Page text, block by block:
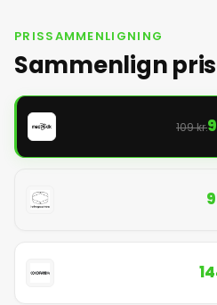
PRISSAMMENLIGNING
Sammenlign
109 kr.